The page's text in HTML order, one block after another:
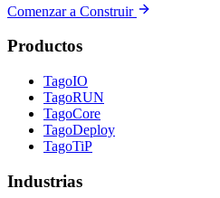
Comenzar a Construir
Productos
TagoIO
TagoRUN
TagoCore
TagoDeploy
TagoTiP
Industrias